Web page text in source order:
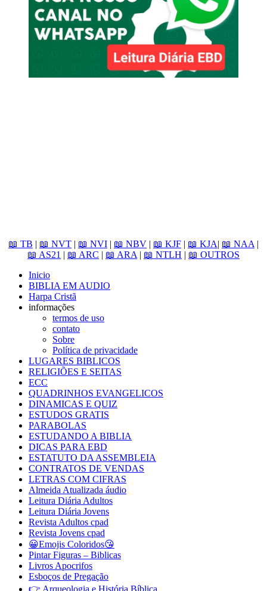
📖 TB | 📖 NVT | 📖 NVI | 📖 NBV | 📖 KJF | 📖 KJA| 📖 NAA |
📖 AS21 | 📖 ARC | 📖 ARA | 📖 NTLH | 📖 OUTROS
Inicio
BIBLIA EM AUDIO
Harpa Cristã
informações
termos de uso
contato
Sobre
Política de privacidade
LUGARES BIBLICOS
RELIGIÕES E SEITAS
ECC
QUADRINHOS EVANGELICOS
DINAMICAS E QUIZ
ESTUDOS GRATIS
PARABOLAS
ESTUDANDO A BIBLIA
DICAS PARA EBD
ESTATUTO DA ASSEMBLEIA
CONTRATOS DE VENDAS
LETRAS COM CIFRAS
Almeida Atualizada áudio
Leitura Diária Adultos
Leitura Diária Jovens
Revista Adultos cpad
Revista Jovens cpad
😀Emojis Coloridos😘
Pintar Figuras – Biblicas
Livros Apocrifos
Esboços de Pregação
👉 Arqueologia e História Bíblica